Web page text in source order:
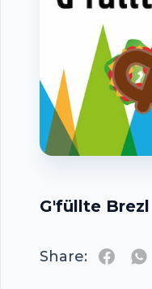
G'füllte Brezl
Share: